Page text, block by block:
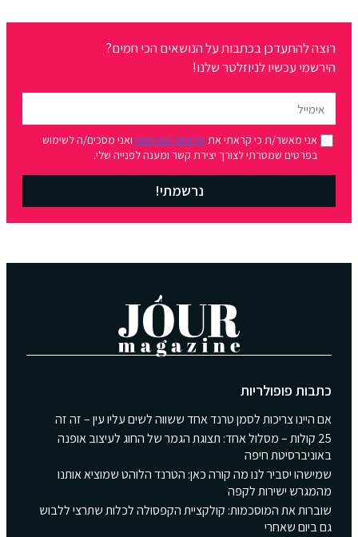
רוצה להתעדכן בכתבות על הנושאים הכי חמים?
הירשמי עכשיו לניוזלטר שלנו!
אני מאשר/ת כי קראתי אתמדיניות הפרטיותואני מסכים/ה לשימוש
בפרטים שמסרתי לצורך יצירת קשר ומענה לפנייה שלי.
נרשמתי!
כתבות פופולריות
אם היינו צריכות לסמן טרנד אחד ששווה לשים עליו עין – זה זה
25 קולות – מסלול אחד: תצוגת הגמר של החוג לעיצוב אופנה
באוניברסיטת חיפה
שמישהו יסביר לנו מה קורה כאן: הטרנד הלוהט שמוציא אותנו
מהמגרש ישירות לקפה
שוברות את המוסכמות: קולקציית הקפסולה לכלות שתרצי ללבוש
גם ביום שאחרי